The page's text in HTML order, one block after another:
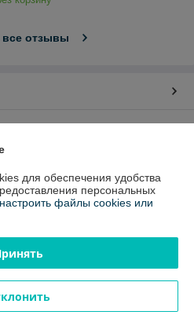
все отзывы
Deal.by
для обеспечения удобства
персональных
файлы cookies или